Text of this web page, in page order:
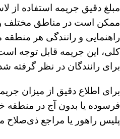
مبلغ دقیق جریمه استفاده از
ممکن است در مناطق مختلف و
راهنمایی و رانندگی هر منطقه
کلی، این جریمه قابل توجه
برای رانندگان در نظر گرفته
برای اطلاع دقیق از میزان
فرسوده یا بدون آج در منطقه
پلیس راهور یا مراجع ذی‌صلاح